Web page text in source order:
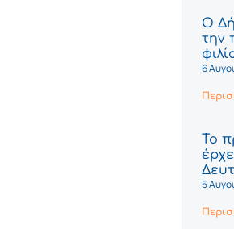
Ο
την
6
Το
5